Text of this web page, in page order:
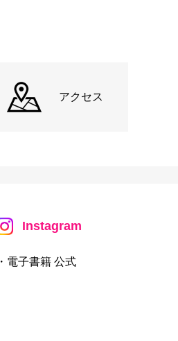
アクセス
Instagram
・電子書籍 公式